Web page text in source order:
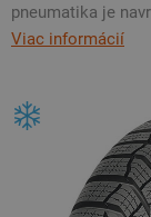
pneumatika je
Viac informácií